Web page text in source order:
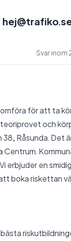
Svar inom
för att ta
och
Råsunda. Det
erbjuder en
boka riskettan